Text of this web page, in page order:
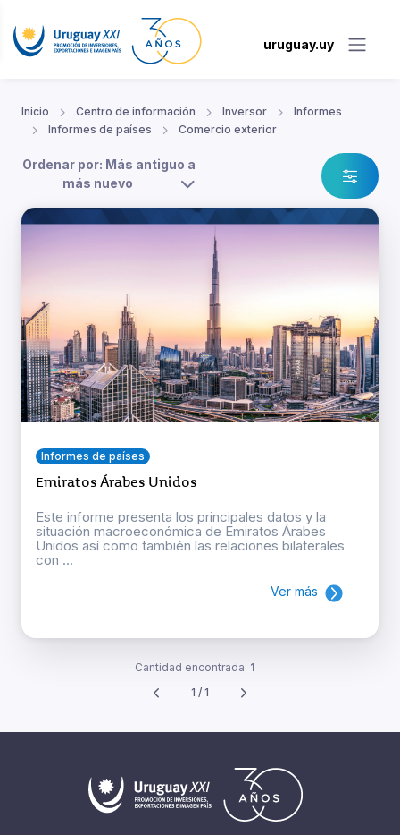
uruguay.uy
Inicio Centro de información Inversor
Informes
Informes de países
Comercio exterior
Ordenar por: Más antiguo a
más nuevo
Informes de países
Emiratos Árabes Unidos
Este informe presenta los principales datos y la
situación macroeconómica de Emiratos Árabes
Unidos así como también las relaciones bilaterales
con ...
Ver más
Cantidad encontrada: 1
1 / 1